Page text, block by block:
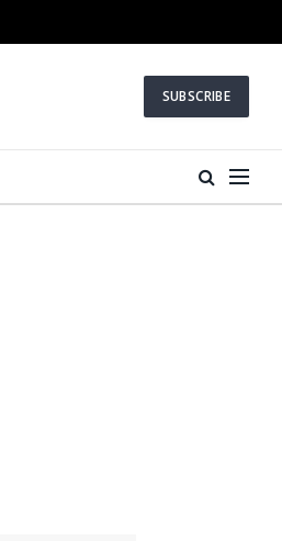
SUBSCRIBE